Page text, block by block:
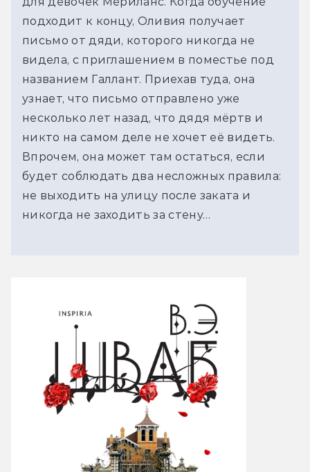
подходит к концу, Оливия получает
письмо от дяди, которого никогда не
видела, с приглашением в поместье под
названием Галлант. Приехав туда, она
узнает, что письмо отправлено уже
несколько лет назад, что дядя мёртв и
никто на самом деле не хочет её видеть.
Впрочем, она может там остаться, если
будет соблюдать два несложных правила:
не выходить на улицу после заката и
никогда не заходить за стену…